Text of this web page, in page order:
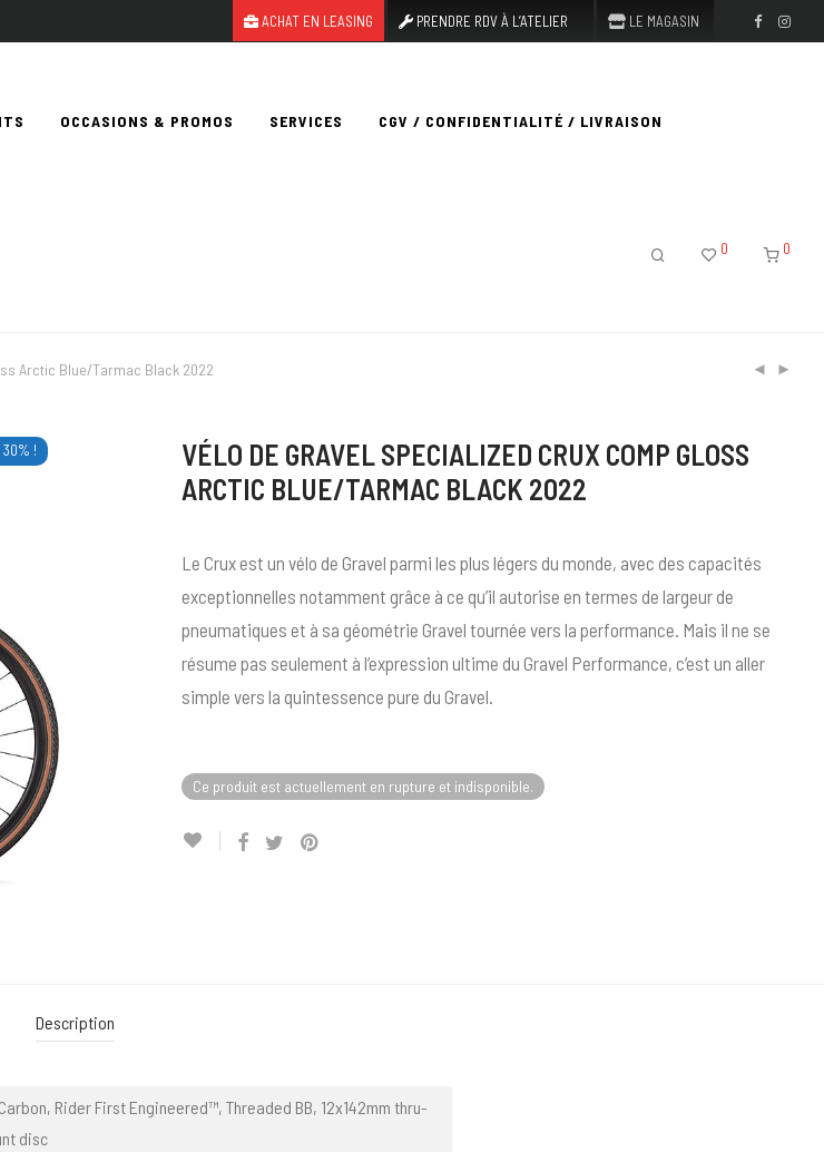
ACHAT EN LEASING PRENDRE RDV À L’ATELIER LE MAGASIN
OCCASIONS & PROMOS SERVICES CGV / CONFIDENTIALITÉ / LIVRAISON
0 0
Arctic Blue/Tarmac Black 2022
!
VÉLO DE GRAVEL SPECIALIZED CRUX COMP GLOSS
ARCTIC BLUE/TARMAC BLACK 2022
Le Crux est un vélo de Gravel parmi les plus légers du monde, avec des capacités
exceptionnelles notamment grâce à ce qu’il autorise en termes de largeur de
pneumatiques et à sa géométrie Gravel tournée vers la performance. Mais il ne se
résume pas seulement à l’expression ultime du Gravel Performance, c’est un aller
simple vers la quintessence pure du Gravel.
Ce produit est actuellement en rupture et indisponible.
Description
Carbon, Rider First Engineered™, Threaded BB, 12x142mm thru-
disc